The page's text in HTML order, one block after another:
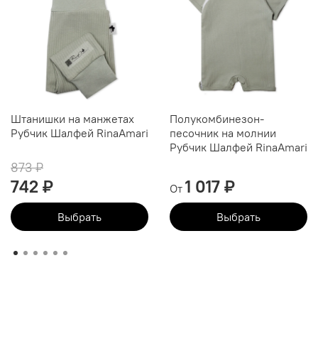
Штанишки на манжетах
Рубчик Шалфей RinaAmari
873 ₽
742 ₽
Выбрать
Полукомбинезон-
песочник на молнии
Рубчик Шалфей RinaAmari
От 1 017 ₽
Выбрать